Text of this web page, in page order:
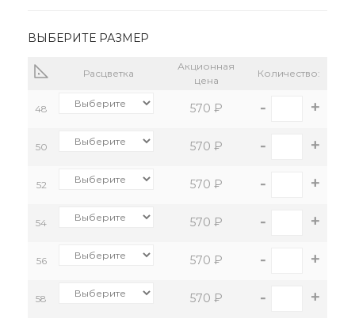
ВЫБЕРИТЕ РАЗМЕР
Расцветка
Акционная
цена
Количество:
48 570 ₽ - +
50 570 ₽ - +
52 570 ₽ - +
54 570 ₽ - +
56 570 ₽ - +
58 570 ₽ - +